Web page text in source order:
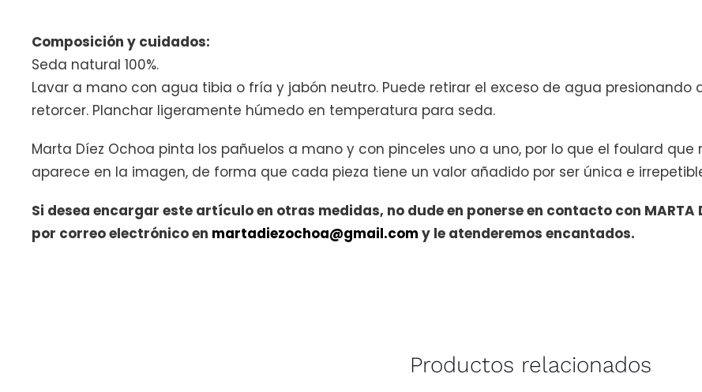
Composición y cuidados:
Seda natural 100%.
Lavar a mano con agua tibia o fría y jabón neutro. Puede retirar el exceso de agua
retorcer. Planchar ligeramente húmedo en temperatura para seda.
Marta Díez Ochoa pinta los pañuelos a mano y con pinceles uno a uno, por lo que el foulard
aparece en la imagen, de forma que cada pieza tiene un valor añadido por ser única e
Si desea encargar este artículo en otras medidas, no dude en ponerse en contacto con MARTA
por correo electrónico en martadiezochoa@gmail.com y le atenderemos encantados.
Productos relacionados